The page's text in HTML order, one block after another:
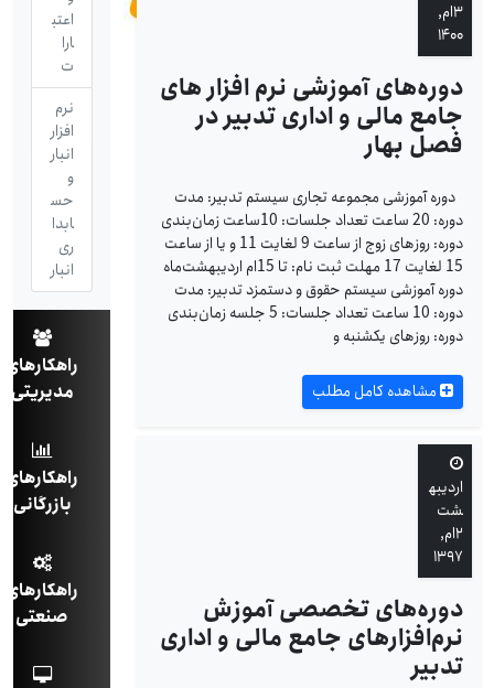
۳ام,
۱۴۰۰
دوره‌های آموزشی نرم افزار های
جامع مالی و اداری تدبیر در
فصل بهار
دوره آموزشی مجموعه تجاری سیستم تدبیر: مدت
دوره: 20 ساعت تعداد جلسات: 10ساعت زمان‌بندی
دوره: روزهای زوج از ساعت 9 لغایت 11 و یا از ساعت
15 لغایت 17 مهلت ثبت نام: تا 15ام اردیبهشت‌ماه
دوره آموزشی سیستم حقوق و دستمزد تدبیر: مدت
دوره: 10 ساعت تعداد جلسات: 5 جلسه زمان‌بندی
دوره: روزهای یکشنبه و
مشاهده کامل مطلب
اردیبه
شت
۲ام,
۱۳۹۷
دوره‌های تخصصی آموزش
نرم‌افزارهای جامع مالی و اداری
تدبیر
اعتب
ارا
ت
نرم
افزار
انبار
حس
ابدا
ری
انبار
راهکارهای
مدیریتی
راهکارهای
بازرگانی
راهکارهای
صنعتی